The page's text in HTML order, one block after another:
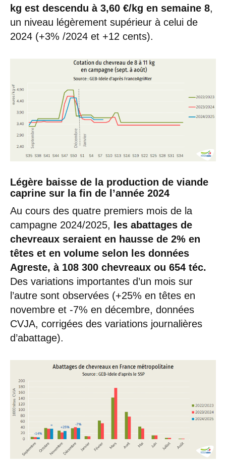
kg est descendu à 3,60 €/kg en semaine 8,
un niveau légèrement supérieur à celui de
2024 (+3% /2024 et +12 cents).
Légère baisse de la production de viande
caprine sur la fin de l’année 2024
Au cours des quatre premiers mois de la
campagne 2024/2025,
les abattages de
chevreaux seraient en hausse de 2% en
têtes et en volume selon les données
Agreste, à 108 300 chevreaux ou 654 téc.
Des variations importantes d’un mois sur
l’autre sont observées (+25% en têtes en
novembre et -7% en décembre, données
CVJA, corrigées des variations journalières
d’abattage).